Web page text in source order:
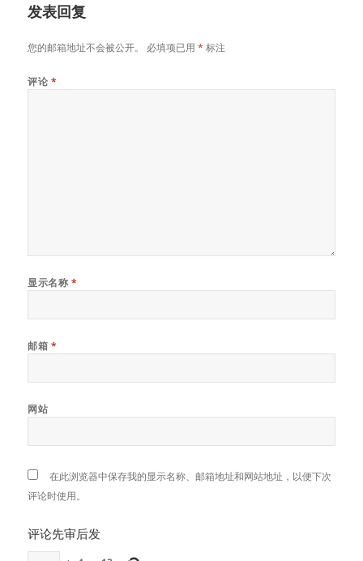
发表回复
您的邮箱地址不会被公开。 必填项已用* 标注
评论 *
显示名称 *
邮箱 *
网站
在此浏览器中保存我的显示名称、邮箱地址和网站地址，以便下次
评论时使用。
评论先审后发